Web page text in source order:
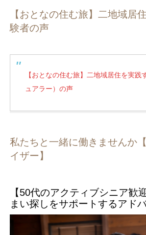
【おとなの住む旅】二地域居
験者の声
【おとなの住む旅】二地域居住を実践
ュアラー）の声
私たちと一緒に働きませんか
イザー】
【50代のアクティブシニア歓
まい探しをサポートするアド